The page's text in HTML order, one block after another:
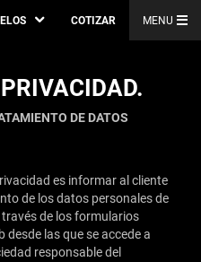
COTIZAR MENU
DE DATOS
es informar al cliente
de los datos personales de
de los formularios
las que se accede a
responsable del